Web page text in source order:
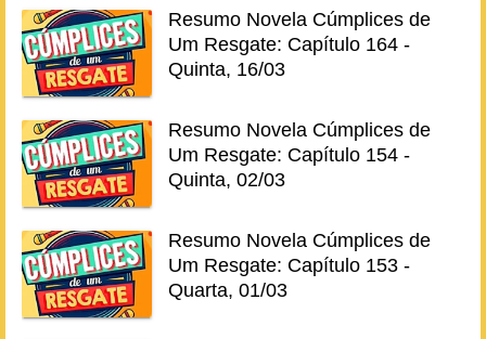
Resumo Novela Cúmplices de
Um Resgate: Capítulo 164 -
Quinta, 16/03
Resumo Novela Cúmplices de
Um Resgate: Capítulo 154 -
Quinta, 02/03
Resumo Novela Cúmplices de
Um Resgate: Capítulo 153 -
Quarta, 01/03